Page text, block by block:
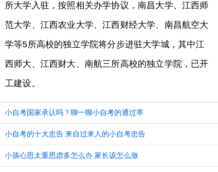
所大学入驻，按照相关办学协议，南昌大学、江西师
范大学、江西农业大学、江西财经大学、南昌航空大
学等5所高校的独立学院将分步进驻大学城，其中江
西师大、江西财大、南航三所高校的独立学院，已开
工建设。
小自考国家承认吗？聊一聊小自考的通过率
小自考的十大忠告 来自过来人的小自考忠告
小孩心思太重思虑多怎么办 家长该怎么做